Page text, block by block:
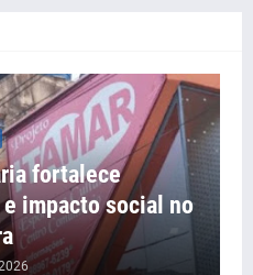
fortalece
impacto social no